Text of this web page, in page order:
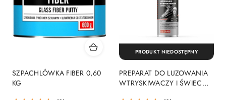
SZPACHLÓWKA FIBER 0,60
KG
PREPARAT DO LUZOWANIA
WTRYSKIWACZY I ŚWIEC
PRODUKT NIEDOSTĘPNY